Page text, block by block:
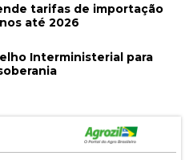
tarifas de importação
até 2026
Interministerial para